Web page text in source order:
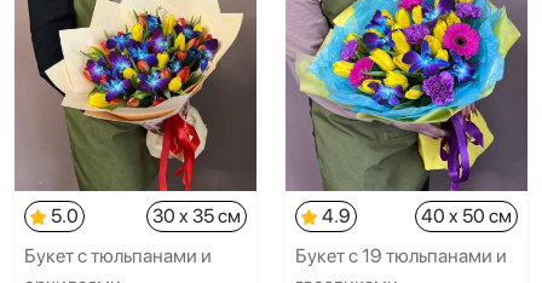
5.0
30 x 35 см
Букет с тюльпанами и
4.9
40 x 50 см
Букет с 19 тюльпанами и